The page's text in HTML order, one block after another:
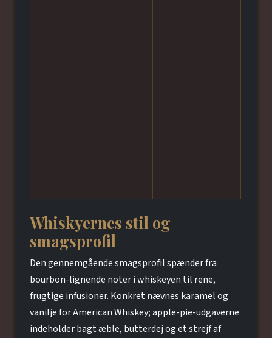
Whiskyernes stil og
smagsprofil
Den gennemgående smagsprofil spænder fra
bourbon-lignende noter i whiskeyen til rene,
frugtige infusioner. Konkret nævnes karamel og
vanilje for American Whiskey; apple-pie-udgaverne
indeholder bagt æble, butterdej og et strejf af